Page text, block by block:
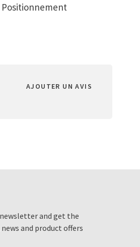
AJOUTER UN AVIS
and get the
and product offers